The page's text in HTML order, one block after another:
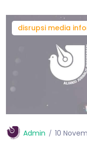
disrupsi media
Admin 10